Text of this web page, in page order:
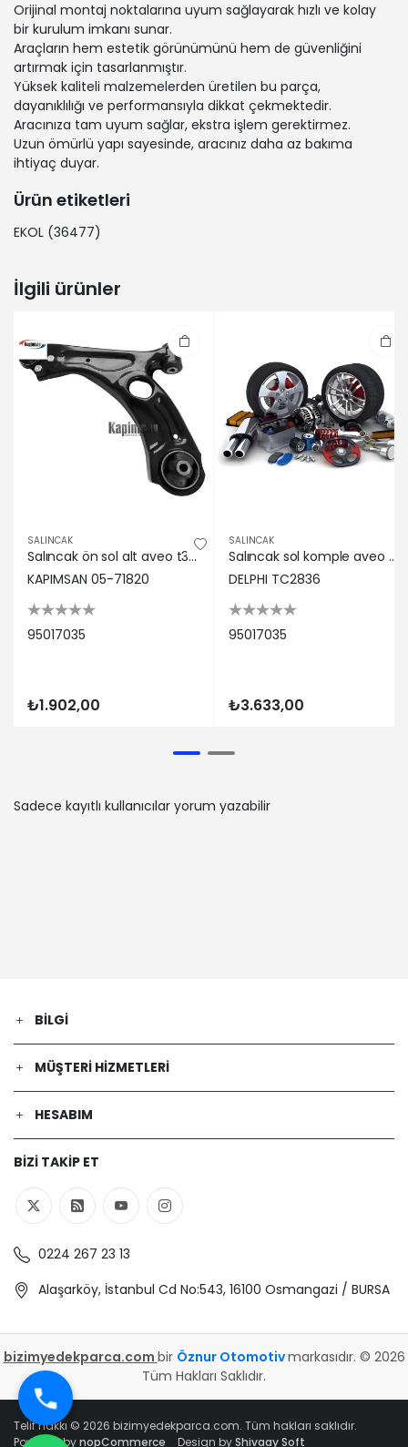
Orijinal montaj noktalarına uyum sağlayarak hızlı ve kolay
bir kurulum imkanı sunar.
Araçların hem estetik görünümünü hem de güvenliğini
artırmak için tasarlanmıştır.
Yüksek kaliteli malzemelerden üretilen bu parça,
dayanıklılığı ve performansıyla dikkat çekmektedir.
Aracınıza tam uyum sağlar, ekstra işlem gerektirmez.
Uzun ömürlü yapı sayesinde, aracınız daha az bakıma
ihtiyaç duyar.
Ürün etiketleri
EKOL (36477)
İlgili ürünler
SALINCAK
Salıncak ön sol alt aveo t300 2012- kapımsan 95017035
KAPIMSAN 05-71820
95017035
₺1.902,00
SALINCAK
Salıncak sol komple aveo t300 12> Delphı 95017035
DELPHI TC2836
95017035
₺3.633,00
Sadece kayıtlı kullanıcılar yorum yazabilir
BILGI
MÜŞTERI HIZMETLERI
HESABIM
BIZI TAKIP ET
0224 267 23 13
Alaşarköy, İstanbul Cd No:543, 16100 Osmangazi / BURSA
bizimyedekparca.com bir Öznur Otomotivmarkasıdır. © 2026
Tüm Hakları Saklıdır.
Telif hakkı © 2026 bizimyedekparca.com. Tüm hakları saklıdır.
Powered bynopCommerce Design byShivaay Soft